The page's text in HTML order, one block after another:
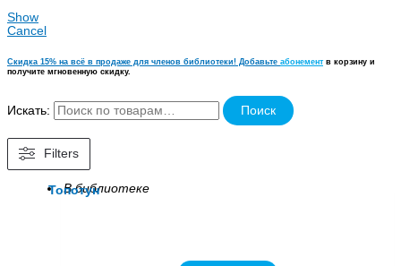
Show
Cancel
Скидка 15% на всё в продаже для членов библиотеки! Добавьте абонементв корзину и
получите мгновенную скидку.
Искать: Поиск
Filters
В библиотеке
Топотун